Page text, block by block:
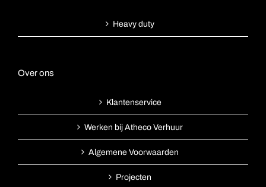
Heavy duty
Over ons
Klantenservice
Werken bij Atheco Verhuur
Algemene Voorwaarden
Projecten